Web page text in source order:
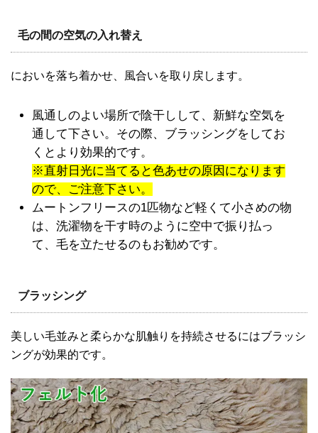
毛の間の空気の入れ替え
においを落ち着かせ、風合いを取り戻します。
風通しのよい場所で陰干しして、新鮮な空気を
通して下さい。その際、ブラッシングをしてお
くとより効果的です。
※直射日光に当てると色あせの原因になります
ので、ご注意下さい。
ムートンフリースの1匹物など軽くて小さめの物
は、洗濯物を干す時のように空中で振り払っ
て、毛を立たせるのもお勧めです。
ブラッシング
美しい毛並みと柔らかな肌触りを持続させるにはブラッシ
ングが効果的です。